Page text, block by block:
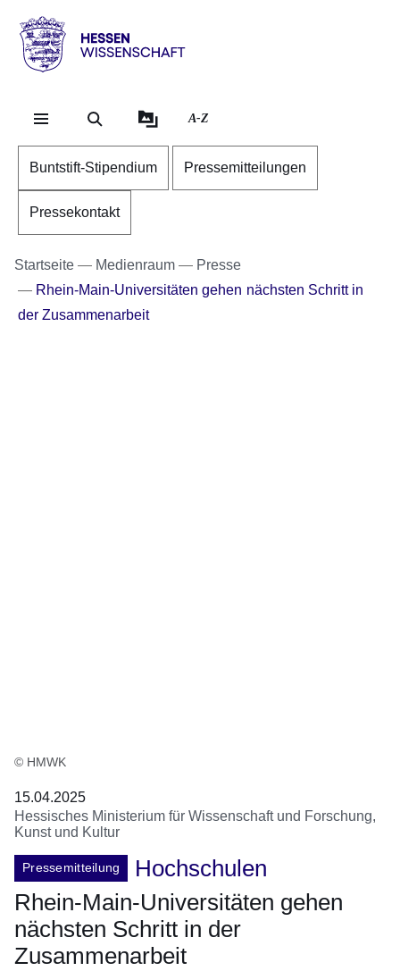
Hessen
Wissenschaft
A-Z
Buntstift-Stipendium Pressemitteilungen
Pressekontakt
Startseite Medienraum
Presse
Rhein-Main-Universitäten gehen nächsten Schritt in
der Zusammenarbeit
© HMWK
15.04.2025
Hessisches Ministerium für Wissenschaft und Forschung,
Kunst und Kultur
Pressemitteilung
Hochschulen
Rhein-Main-Universitäten gehen
nächsten Schritt in der
Zusammenarbeit